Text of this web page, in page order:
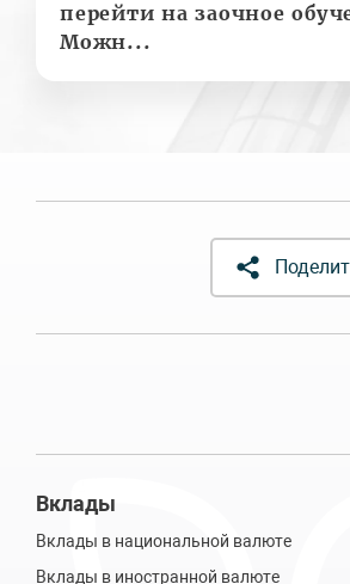
перейти на заочное
Можн...
Вклады
Вклады в национальной валюте
Вклады в иностранной валюте